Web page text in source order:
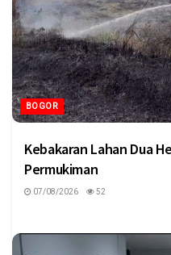
BOGOR
Kebakaran Lahan Dua
Permukiman
07/08/2026 52